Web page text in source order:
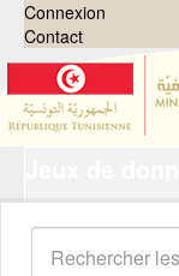
Connexion
Contact
Organisations
Groupes